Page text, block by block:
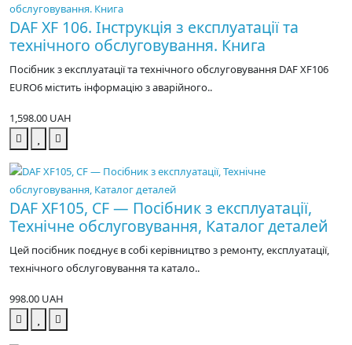
DAF XF 106. Інструкція з експлуатації та
технічного обслуговування. Книга
Посібник з експлуатації та технічного обслуговування DAF XF106
EURO6 містить інформацію з аварійного..
1,598.00 UAH
DAF XF105, CF — Посібник з експлуатації,
Технічне обслуговування, Каталог деталей
Цей посібник поєднує в собі керівництво з ремонту, експлуатації,
технічного обслуговування та катало..
998.00 UAH